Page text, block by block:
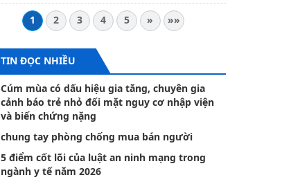
1 2 3 4 5 » »»
TIN ĐỌC NHIỀU
Cúm mùa có dấu hiệu gia tăng, chuyên gia
cảnh báo trẻ nhỏ đối mặt nguy cơ nhập viện
và biến chứng nặng
chung tay phòng chống mua bán người
5 điểm cốt lõi của luật an ninh mạng trong
ngành y tế năm 2026